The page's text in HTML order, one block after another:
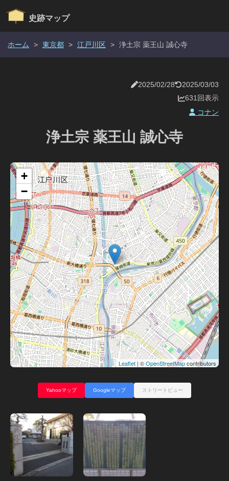
史跡マップ
ホーム > 東京都 > 江戸川区 > 浄土宗 薬王山 誠心寺
2025/02/28
2025/03/03
631回表示
コナン
浄土宗 薬王山 誠心寺
+
−
Leaflet | ©OpenStreetMapcontributors
Yahooマップ Googleマップ ストリートビュー